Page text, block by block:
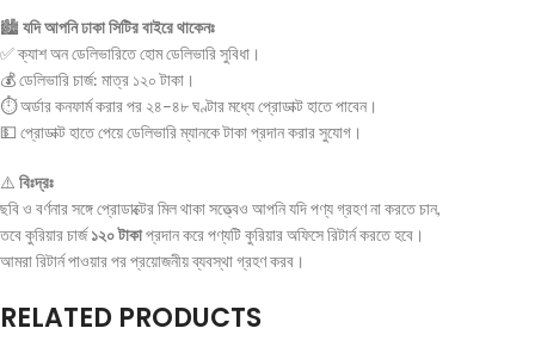
🏙 যদি আপনি ঢাকা সিটির বাইরে থাকেনঃ
✅ ক্যাশ অন ডেলিভারিতে হোম ডেলিভারি সুবিধা।
💰 ডেলিভারি চার্জ: মাত্র ১২০ টাকা।
⏱ অর্ডার কনফার্ম করার পর ২৪–৪৮ ঘণ্টার মধ্যে প্রোডাক্ট হাতে পাবেন।
💵 প্রোডাক্ট হাতে পেয়ে ডেলিভারি ম্যানকে টাকা প্রদান করার সুযোগ।
⚠️ বিঃদ্রঃ
ছবি ও বর্ণনার সঙ্গে প্রোডাক্টের মিল থাকা সত্ত্বেও আপনি যদি পণ্য গ্রহণ না করতে চান,
তবে কুরিয়ার চার্জ১২০ টাকাপ্রদান করে পণ্যটি কুরিয়ার অফিসে রিটার্ন করতে হবে।
আমরা রিটার্ন পাওয়ার পর প্রয়োজনীয় ব্যবস্থা গ্রহণ করব।
RELATED PRODUCTS